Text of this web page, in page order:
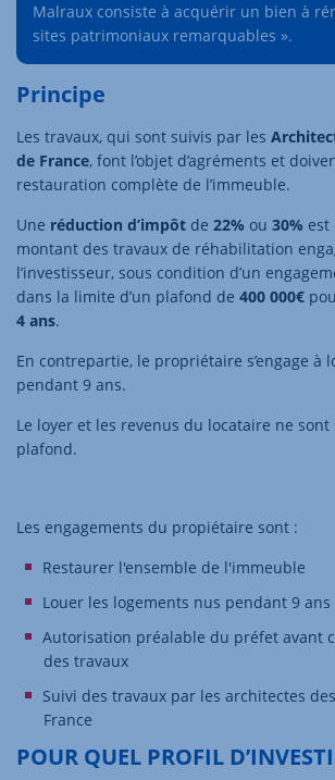
Malraux consiste à acquérir un bien à
sites patrimoniaux remarquables ».
Principe
Les travaux, qui sont suivis par les
de France, font l’objet d’agréments et
restauration complète de l’immeuble.
Une réduction d’impôt de 22% ou 30% est
montant des travaux de réhabilitation
l’investisseur, sous condition d’un
dans la limite d’un plafond de 400 000€
4 ans.
En contrepartie, le propriétaire s’engage à
pendant 9 ans.
Le loyer et les revenus du locataire ne
plafond.
Les engagements du propiétaire sont :
Restaurer l'ensemble de l'immeuble
Louer les logements nus pendant 9 ans
Autorisation préalable du préfet avant
des travaux
Suivi des travaux par les architectes
France
POUR QUEL PROFIL